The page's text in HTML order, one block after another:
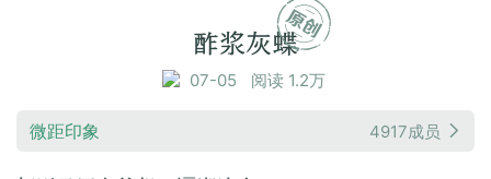
酢浆灰蝶
07-05 阅读 1.2万
微距印象 4917成员